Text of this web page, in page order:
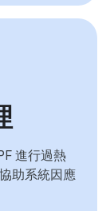
進行過熱
助系統因應